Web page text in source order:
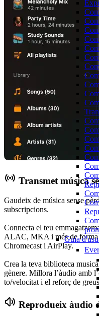
Guia
Transmet música
Gaudeix de música sense
subscripcions.
Connecta el teu
ALAC, MKA i més de forma
Chromecast i AirPlay.
Crea la teva biblioteca
gènere. Millora l’àudio amb
to/velocitat i el reforç de
Reprodueix àudio